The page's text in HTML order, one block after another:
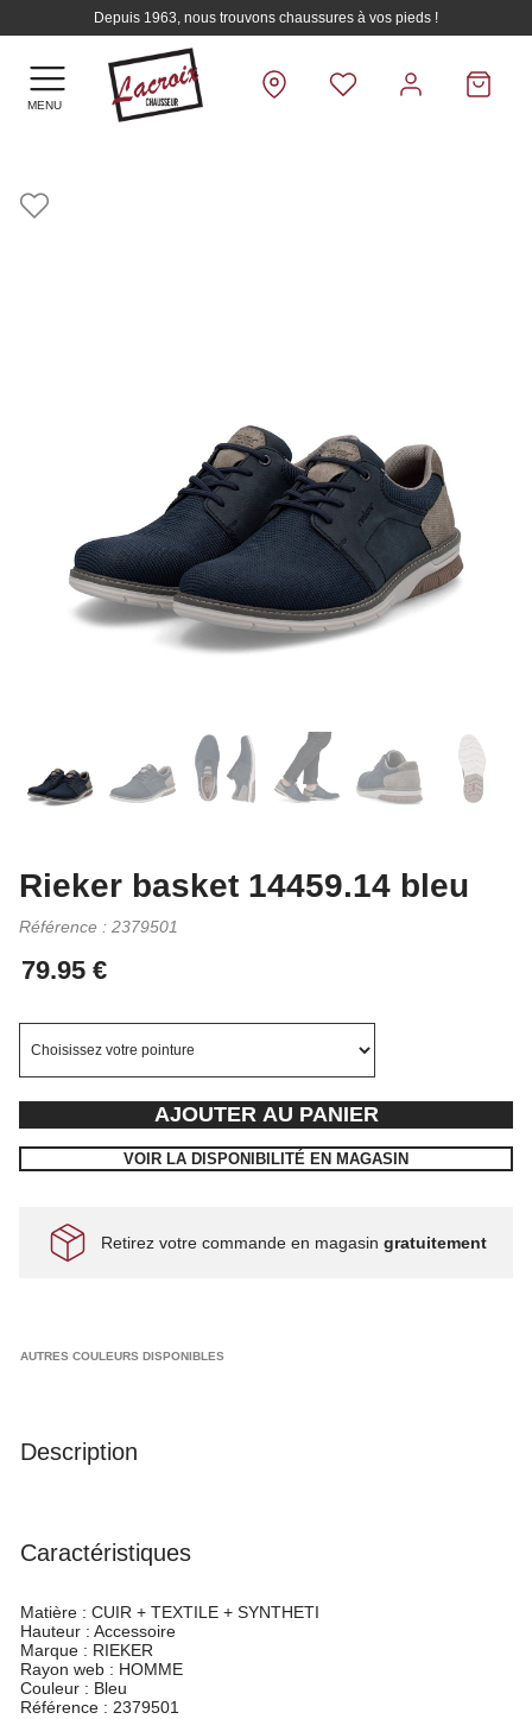
Depuis 1963, nous trouvons chaussures à vos pieds !
MENU
Rieker basket 14459.14 bleu
Référence : 2379501
AJOUTER AU PANIER
VOIR LA DISPONIBILITÉ EN MAGASIN
Retirez votre commande en magasin gratuitement
AUTRES COULEURS DISPONIBLES
Description
Caractéristiques
Matière : CUIR + TEXTILE + SYNTHETI
Hauteur : Accessoire
Marque : RIEKER
Rayon web : HOMME
Couleur : Bleu
Référence : 2379501